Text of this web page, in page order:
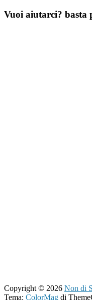
Vuoi aiutarci? basta
Copyright © 2026 Non di
Tema: ColorMag di